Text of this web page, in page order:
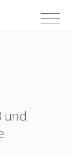
und